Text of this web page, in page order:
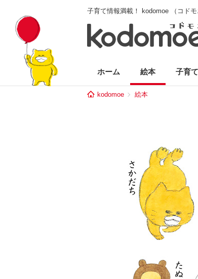
子育て情報満載！ kodomoe （コド
ホーム 絵本 子育て
kodomoe 絵本